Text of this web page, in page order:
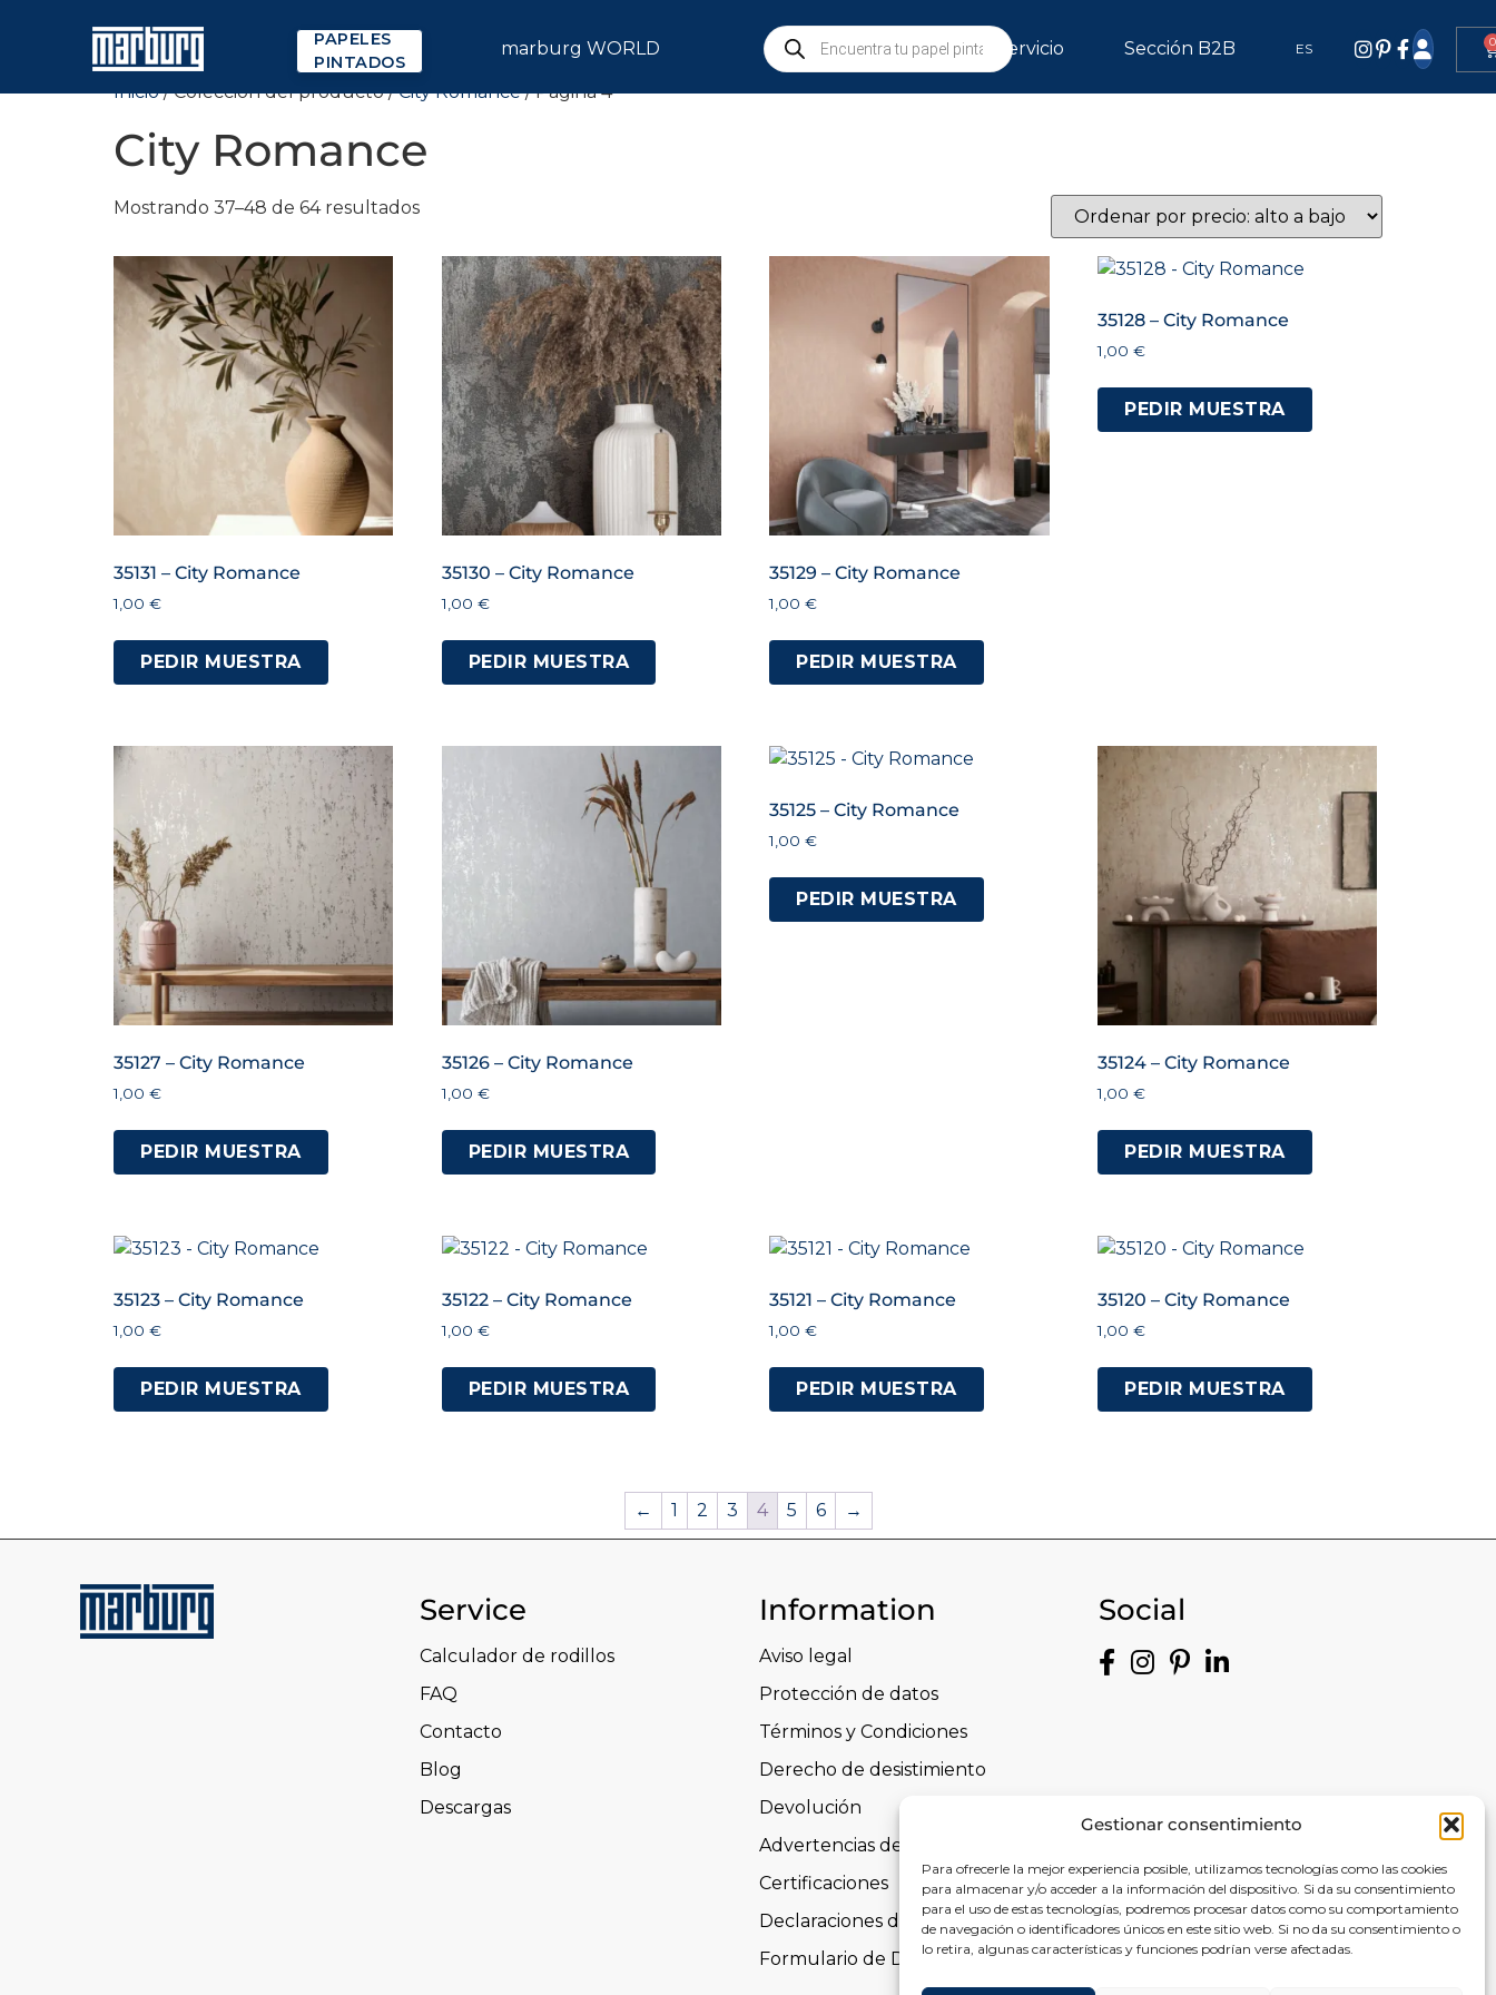
Gestionar consentimiento
Para ofrecerle la mejor experiencia posible, utilizamos tecnologías como las cookies
para almacenar y/o acceder a la información del dispositivo. Si da su consentimiento
para el uso de estas tecnologías, podremos procesar datos como su comportamiento
de navegación o identificadores únicos en este sitio web. Si no da su consentimiento o
lo retira, algunas características y funciones podrían verse afectadas.
PAPELES
PINTADOS
marburg WORLD Servicio Sección B2B ES 0
Inicio/ Colección del producto /City Romance/ Página 4
City Romance
Mostrando 37–48 de 64 resultados
35131 – City Romance
1,00 €
PEDIR MUESTRA
35130 – City Romance
1,00 €
PEDIR MUESTRA
35129 – City Romance
1,00€
PEDIR MUESTRA
35128 – City Romance
1,00€
PEDIR MUESTRA
35127 – City Romance
1,00 €
PEDIR MUESTRA
35126 – City Romance
1,00 €
PEDIR MUESTRA
35125 – City Romance
1,00€
PEDIR MUESTRA
35124 – City Romance
1,00€
PEDIR MUESTRA
35123 – City Romance
1,00 €
PEDIR MUESTRA
35122 – City Romance
1,00 €
PEDIR MUESTRA
35121 – City Romance
1,00€
PEDIR MUESTRA
35120 – City Romance
1,00€
PEDIR MUESTRA
← 1 2 3 4 5 6 →
Service
Calculador de rodillos
FAQ
Contacto
Blog
Descargas
Information
Aviso legal
Protección de datos
Términos y Condiciones
Derecho de desistimiento
Devolución
Advertencias de seguridad
Certificaciones
Declaraciones de prestaciones
Formulario de Desistimiento
Social